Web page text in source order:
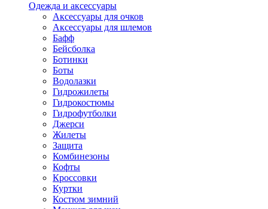
Одежда и аксессуары
Аксессуары для очков
Аксессуары для шлемов
Бафф
Бейсболка
Ботинки
Боты
Водолазки
Гидрожилеты
Гидрокостюмы
Гидрофутболки
Джерси
Жилеты
Защита
Комбинезоны
Кофты
Кроссовки
Куртки
Костюм зимний